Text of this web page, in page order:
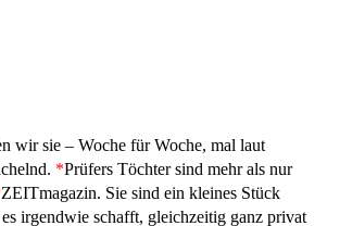
wir sie – Woche für Woche, mal laut
*Prüfers Töchter sind mehr als nur
ZEITmagazin. Sie sind ein kleines Stück
irgendwie schafft, gleichzeitig ganz privat